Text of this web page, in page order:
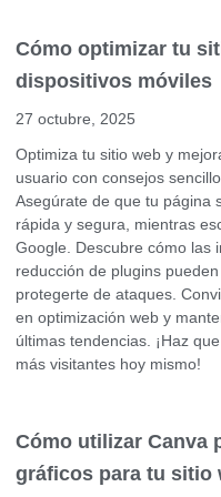
Cómo optimizar tu
dispositivos móviles
27 octubre, 2025
Optimiza tu sitio web y
usuario con consejos
Asegúrate de que tu página
rápida y segura, mientras
Google. Descubre cómo las
reducción de plugins
protegerte de ataques.
en optimización web y
últimas tendencias. ¡Haz
más visitantes hoy mismo!
Cómo utilizar Canva
gráficos para tu sitio